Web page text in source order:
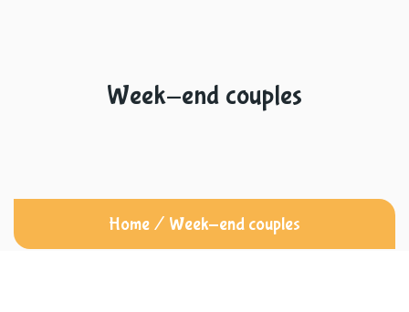
Week-end couples
Home / Week-end couples